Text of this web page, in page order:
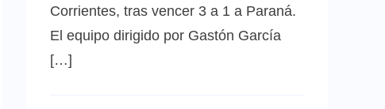
Corrientes, tras vencer 3 a 1 a Paraná.
El equipo dirigido por Gastón García
[…]